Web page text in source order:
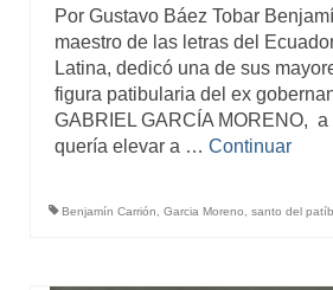
Por Gustavo Báez Tobar
maestro de las letras del
Latina, dedicó una de sus
figura patibularia del ex
GABRIEL GARCÍA MORENO,
quería elevar a … Continuar
Benjamín Carrión, Garcia Moreno, santo del